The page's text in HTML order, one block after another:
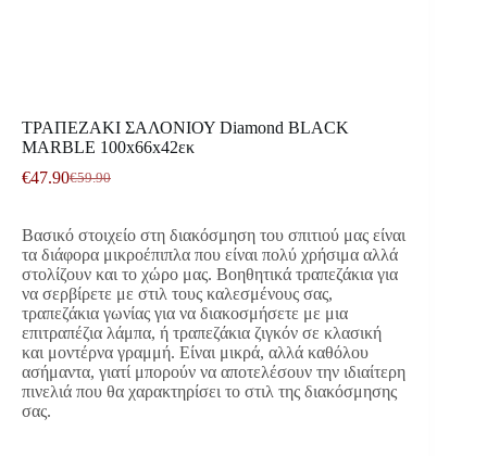
ΤΡΑΠΕΖΑΚΙ ΣΑΛΟΝΙΟΥ Diamond BLACK
MARBLE 100x66x42εκ
€59.90
Original
was:
€59.90.
€47.90Η
τιμή
είναι:
€47.90.
Βασικό στοιχείο στη διακόσμηση του σπιτιού μας είναι
τα διάφορα μικροέπιπλα που είναι πολύ χρήσιμα αλλά
στολίζουν και το χώρο μας. Βοηθητικά τραπεζάκια για
να σερβίρετε με στιλ τους καλεσμένους σας,
τραπεζάκια γωνίας για να διακοσμήσετε με μια
επιτραπέζια λάμπα, ή τραπεζάκια ζιγκόν σε κλασική
και μοντέρνα γραμμή. Είναι μικρά, αλλά καθόλου
ασήμαντα, γιατί μπορούν να αποτελέσουν την ιδιαίτερη
πινελιά που θα χαρακτηρίσει το στιλ της διακόσμησης
σας.